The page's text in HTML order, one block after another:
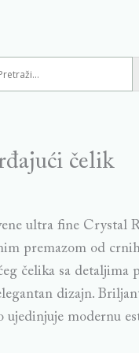
čelik
ultra fine Crystal
premazom od
čelika sa detaljima
dizajn.
ujedinjuje modernu